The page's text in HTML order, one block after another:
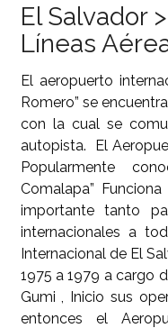
El Salvador
Líneas
El aeropuerto
Romero” se
con la cual se
autopista. El
Popularmente
Comalapa”
importante tanto
internacionales a
Internacional de El
1975 a 1979 a cargo
Gumi , Inicio sus
entonces el